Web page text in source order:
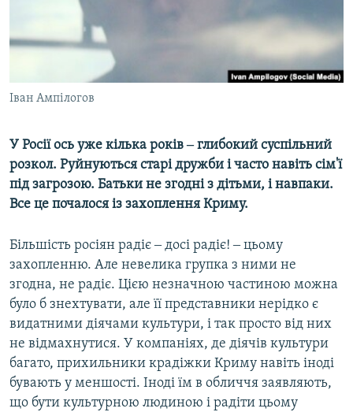
СВІДЧЕННЯ ОКУПАЦІЇ
УКРАЇНСЬКА ПРОБЛЕМА КРИМУ
ІНФОГРАФІКА
ДОЛУЧАЙСЯ!
Усі сайти RFE/RL
Іван Ампілогов
У Росії ось уже кілька років ‒ глибокий суспільний
розкол. Руйнуються старі дружби і часто навіть сім'ї
під загрозою. Батьки не згодні з дітьми, і навпаки.
Все це почалося із захоплення Криму.
Більшість росіян радіє ‒ досі радіє! ‒ цьому
захопленню. Але невелика групка з ними не
згодна, не радіє. Цією незначною частиною можна
було б знехтувати, але її представники нерідко є
видатними діячами культури, і так просто від них
не відмахнутися. У компаніях, де діячів культури
багато, прихильники крадіжки Криму навіть іноді
бувають у меншості. Іноді їм в обличчя заявляють,
що бути культурною людиною і радіти цьому